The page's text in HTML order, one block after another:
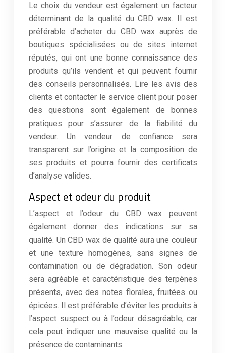
Le choix du vendeur est également un facteur
déterminant de la qualité du CBD wax. Il est
préférable d’acheter du CBD wax auprès de
boutiques spécialisées ou de sites internet
réputés, qui ont une bonne connaissance des
produits qu’ils vendent et qui peuvent fournir
des conseils personnalisés. Lire les avis des
clients et contacter le service client pour poser
des questions sont également de bonnes
pratiques pour s’assurer de la fiabilité du
vendeur. Un vendeur de confiance sera
transparent sur l’origine et la composition de
ses produits et pourra fournir des certificats
d’analyse valides.
Aspect et odeur du produit
L’aspect et l’odeur du CBD wax peuvent
également donner des indications sur sa
qualité. Un CBD wax de qualité aura une couleur
et une texture homogènes, sans signes de
contamination ou de dégradation. Son odeur
sera agréable et caractéristique des terpènes
présents, avec des notes florales, fruitées ou
épicées. Il est préférable d’éviter les produits à
l’aspect suspect ou à l’odeur désagréable, car
cela peut indiquer une mauvaise qualité ou la
présence de contaminants.